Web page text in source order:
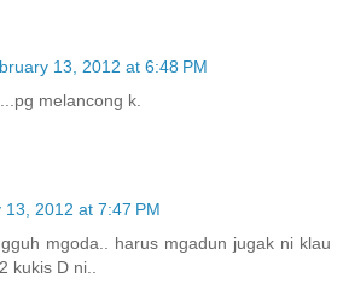
13, 2012 at 6:48 PM
melancong k.
13, 2012 at 7:47 PM
mgoda.. harus mgadun jugak ni klau
kukis D ni..